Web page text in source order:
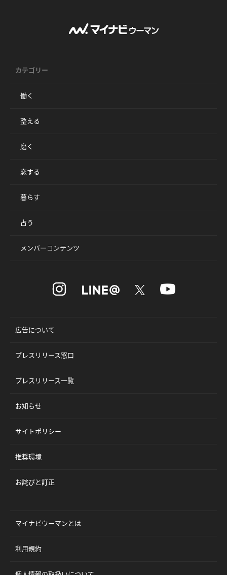
カテゴリー
働く
整える
磨く
恋する
暮らす
占う
メンバーコンテンツ
広告について
プレスリリース窓口
プレスリリース一覧
お知らせ
サイトポリシー
推奨環境
お詫びと訂正
マイナビウーマンとは
利用規約